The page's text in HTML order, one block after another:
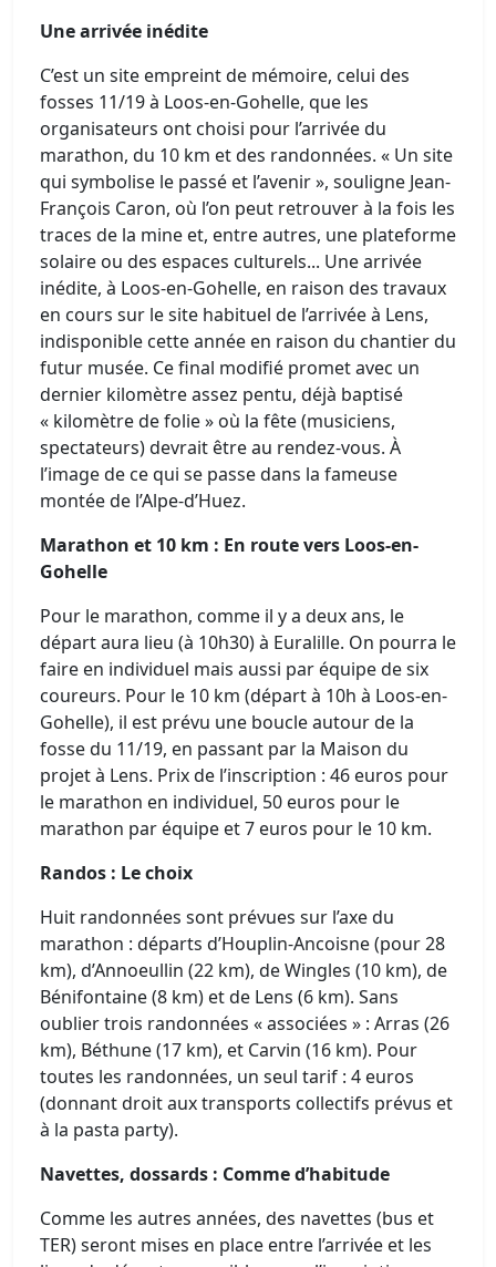
Une arrivée inédite
C’est un site empreint de mémoire, celui des
fosses 11/19 à Loos-en-Gohelle, que les
organisateurs ont choisi pour l’arrivée du
marathon, du 10 km et des randonnées. « Un site
qui symbolise le passé et l’avenir », souligne Jean-
François Caron, où l’on peut retrouver à la fois les
traces de la mine et, entre autres, une plateforme
solaire ou des espaces culturels... Une arrivée
inédite, à Loos-en-Gohelle, en raison des travaux
en cours sur le site habituel de l’arrivée à Lens,
indisponible cette année en raison du chantier du
futur musée. Ce final modifié promet avec un
dernier kilomètre assez pentu, déjà baptisé
« kilomètre de folie » où la fête (musiciens,
spectateurs) devrait être au rendez-vous. À
l’image de ce qui se passe dans la fameuse
montée de l’Alpe-d’Huez.
Marathon et 10 km : En route vers Loos-en-
Gohelle
Pour le marathon, comme il y a deux ans, le
départ aura lieu (à 10h30) à Euralille. On pourra le
faire en individuel mais aussi par équipe de six
coureurs. Pour le 10 km (départ à 10h à Loos-en-
Gohelle), il est prévu une boucle autour de la
fosse du 11/19, en passant par la Maison du
projet à Lens. Prix de l’inscription : 46 euros pour
le marathon en individuel, 50 euros pour le
marathon par équipe et 7 euros pour le 10 km.
Randos : Le choix
Huit randonnées sont prévues sur l’axe du
marathon : départs d’Houplin-Ancoisne (pour 28
km), d’Annoeullin (22 km), de Wingles (10 km), de
Bénifontaine (8 km) et de Lens (6 km). Sans
oublier trois randonnées « associées » : Arras (26
km), Béthune (17 km), et Carvin (16 km). Pour
toutes les randonnées, un seul tarif : 4 euros
(donnant droit aux transports collectifs prévus et
à la pasta party).
Navettes, dossards : Comme d’habitude
Comme les autres années, des navettes (bus et
TER) seront mises en place entre l’arrivée et les